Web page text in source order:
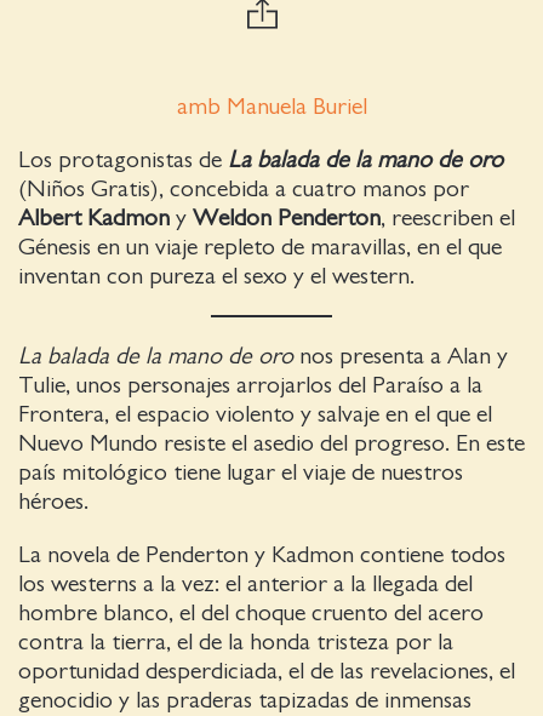
amb Manuela Buriel
Los protagonistas de La balada de la mano de oro
(Niños Gratis), concebida a cuatro manos por
Albert Kadmon y Weldon Penderton, reescriben el
Génesis en un viaje repleto de maravillas, en el que
inventan con pureza el sexo y el western.
La balada de la mano de oronos presenta a Alan y
Tulie, unos personajes arrojarlos del Paraíso a la
Frontera, el espacio violento y salvaje en el que el
Nuevo Mundo resiste el asedio del progreso. En este
país mitológico tiene lugar el viaje de nuestros
héroes.
La novela de Penderton y Kadmon contiene todos
los westerns a la vez: el anterior a la llegada del
hombre blanco, el del choque cruento del acero
contra la tierra, el de la honda tristeza por la
oportunidad desperdiciada, el de las revelaciones, el
genocidio y las praderas tapizadas de inmensas